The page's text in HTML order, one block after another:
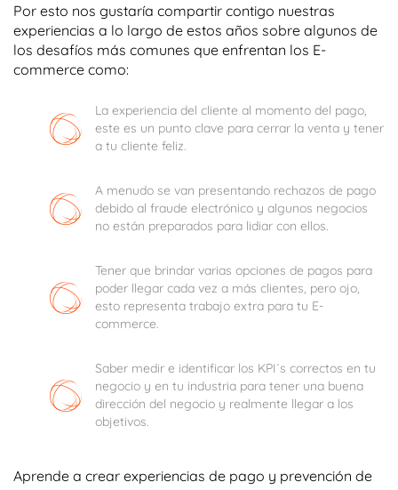
Por esto nos gustaría compartir contigo nuestras
experiencias a lo largo de estos años sobre algunos de
los desafíos más comunes que enfrentan los E-
commerce como:
La experiencia del cliente al momento del pago,
este es un punto clave para cerrar la venta y tener
a tu cliente feliz.
A menudo se van presentando rechazos de pago
debido al fraude electrónico y algunos negocios
no están preparados para lidiar con ellos.
Tener que brindar varias opciones de pagos para
poder llegar cada vez a más clientes, pero ojo,
esto representa trabajo extra para tu E-
commerce.
Saber medir e identificar los KPI´s correctos en tu
negocio y en tu industria para tener una buena
dirección del negocio y realmente llegar a los
objetivos.
Aprende a crear experiencias de pago y prevención de